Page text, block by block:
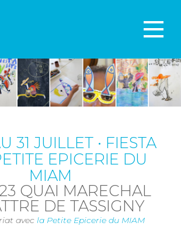
31 JUILLET • FIESTA
EPICERIE DU
MIAM
QUAI MARECHAL
DE TASSIGNY
avec la Petite Epicerie du MIAM